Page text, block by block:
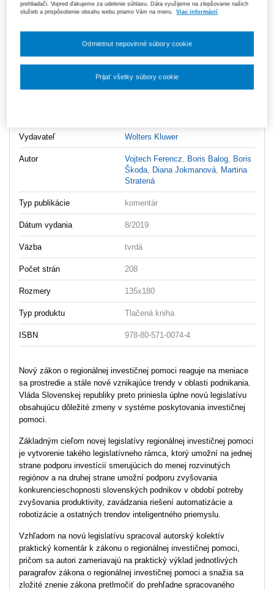
ks Vložiť do košíka
Ceny sú vrátane DPH
Vydavateľ Wolters Kluwer
Autor Vojtech Ferencz Boris Balog Boris
Škoda Diana Jokmanová Martina
Stratená
Typ publikácie komentár
Dátum vydania 8/2019
Väzba tvrdá
Počet strán 208
Rozmery 135x180
Typ produktu Tlačená kniha
ISBN 978-80-571-0074-4
Nový zákon o regionálnej investičnej pomoci reaguje na meniace
sa prostredie a stále nové vznikajúce trendy v oblasti podnikania.
Vláda Slovenskej republiky preto priniesla úplne novú legislatívu
obsahujúcu dôležité zmeny v systéme poskytovania investičnej
pomoci.
Základným cieľom novej legislatívy regionálnej investičnej pomoci
je vytvorenie takého legislatívneho rámca, ktorý umožní na jednej
strane podporu investícií smerujúcich do menej rozvinutých
regiónov a na druhej strane umožní podporu zvyšovania
konkurencieschopnosti slovenských podnikov v období potreby
zvyšovania produktivity, zavádzania riešení automatizácie a
robotizácie a ostatných trendov inteligentného priemyslu.
Vzhľadom na novú legislatívu spracoval autorský kolektív
praktický komentár k zákonu o regionálnej investičnej pomoci,
pričom sa autori zameriavajú na praktický výklad jednotlivých
paragrafov zákona o regionálnej investičnej pomoci a snažia sa
zložité znenie zákona pretlmočiť do prehľadne spracovaného
prehliadači. Vopred ďakujeme za udelenie súhlasu. Dáta využijeme na zlepšovanie našich
služieb a prispôsobenie obsahu webu priamo Vám na mieru.
Viac informácií
Odmietnut nepovinné súbory cookie
Prijať všetky súbory cookie